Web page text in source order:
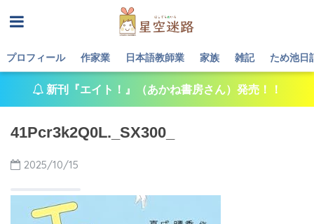
プロフィール 作家業 日本語教師業 家族 雑記 ため池日
新刊『エイト！』（あかね書房さん）発売！！
41Pcr3k2Q0L._SX300_
2025/10/15